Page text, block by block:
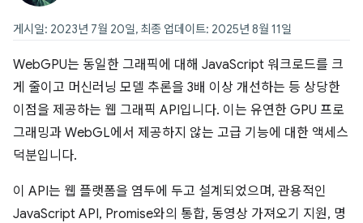
게시일: 2023년 7월 20일, 최종 업데이트: 2025년 8월 11일
WebGPU는 동일한 그래픽에 대해 JavaScript 워크로드를 크
게 줄이고 머신러닝 모델 추론을 3배 이상 개선하는 등 상당한
이점을 제공하는 웹 그래픽 API입니다. 이는 유연한 GPU 프로
그래밍과 WebGL에서 제공하지 않는 고급 기능에 대한 액세스
덕분입니다.
이 API는 웹 플랫폼을 염두에 두고 설계되었으며, 관용적인
JavaScript API, Promise와의 통합, 동영상 가져오기 지원, 명